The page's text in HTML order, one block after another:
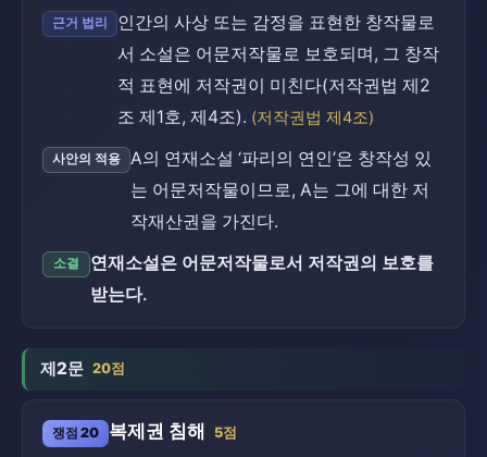
근거 법리
인간의 사상 또는 감정을 표현한 창작물로
서 소설은 어문저작물로 보호되며, 그 창작
적 표현에 저작권이 미친다(저작권법 제2
조 제1호, 제4조). (저작권법 제4조)
사안의 적용
A의 연재소설 ‘파리의 연인’은 창작성 있
는 어문저작물이므로, A는 그에 대한 저
작재산권을 가진다.
소결
연재소설은 어문저작물로서 저작권의 보호를
받는다.
제2문 20점
쟁점 20 복제권 침해 5점